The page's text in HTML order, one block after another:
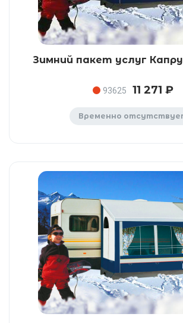
Зимний пакет услуг
93625 11 271 ₽
Временно